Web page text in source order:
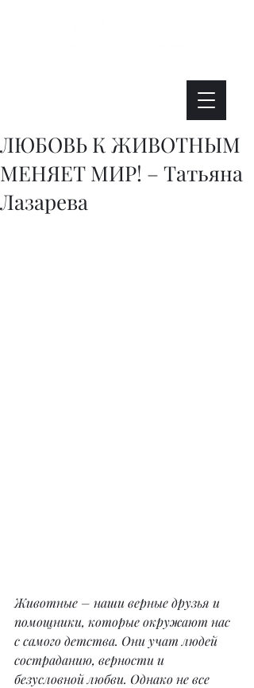
ЛЮБОВЬ К ЖИВОТНЫМ
МЕНЯЕТ МИР! – Татьяна
Лазарева
Животные – наши верные друзья и
помощники, которые окружают нас
с самого детства. Они учат людей
состраданию, верности и
безусловной любви. Однако не все